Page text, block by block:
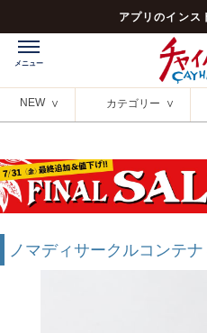
アプリのインス
NEW カテゴリー
ノマディサークルコンテナ